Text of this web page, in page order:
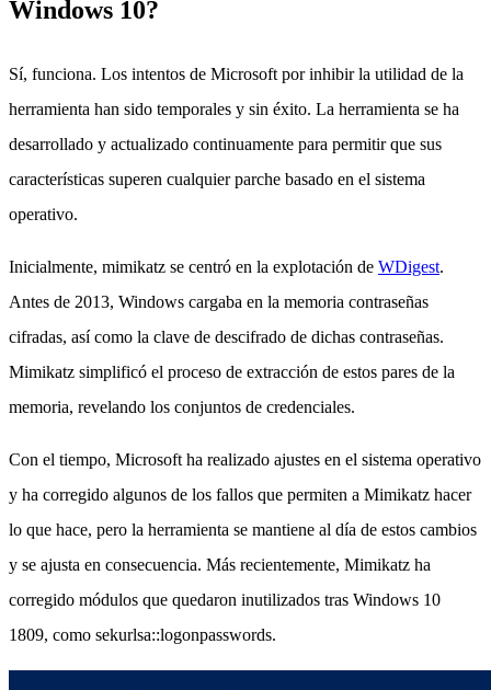
Windows 10?
Sí, funciona. Los intentos de Microsoft por inhibir la utilidad de la
herramienta han sido temporales y sin éxito. La herramienta se ha
desarrollado y actualizado continuamente para permitir que sus
características superen cualquier parche basado en el sistema
operativo.
Inicialmente, mimikatz se centró en la explotación de WDigest.
Antes de 2013, Windows cargaba en la memoria contraseñas
cifradas, así como la clave de descifrado de dichas contraseñas.
Mimikatz simplificó el proceso de extracción de estos pares de la
memoria, revelando los conjuntos de credenciales.
Con el tiempo, Microsoft ha realizado ajustes en el sistema operativo
y ha corregido algunos de los fallos que permiten a Mimikatz hacer
lo que hace, pero la herramienta se mantiene al día de estos cambios
y se ajusta en consecuencia. Más recientemente, Mimikatz ha
corregido módulos que quedaron inutilizados tras Windows 10
1809, como sekurlsa::logonpasswords.